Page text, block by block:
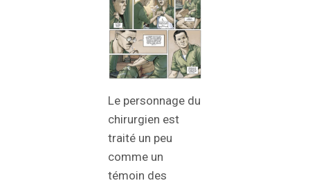
Le personnage du
chirurgien est
traité un peu
comme un
témoin des